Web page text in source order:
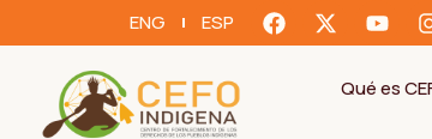
ENG ESP
Qué es